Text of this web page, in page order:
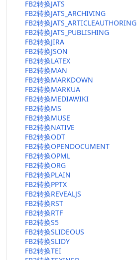
FB2转换JATS
FB2转换JATS_ARCHIVING
FB2转换JATS_ARTICLEAUTHORING
FB2转换JATS_PUBLISHING
FB2转换JIRA
FB2转换JSON
FB2转换LATEX
FB2转换MAN
FB2转换MARKDOWN
FB2转换MARKUA
FB2转换MEDIAWIKI
FB2转换MS
FB2转换MUSE
FB2转换NATIVE
FB2转换ODT
FB2转换OPENDOCUMENT
FB2转换OPML
FB2转换ORG
FB2转换PLAIN
FB2转换PPTX
FB2转换REVEALJS
FB2转换RST
FB2转换RTF
FB2转换S5
FB2转换SLIDEOUS
FB2转换SLIDY
FB2转换TEI